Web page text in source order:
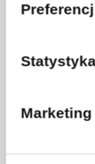
Marketing